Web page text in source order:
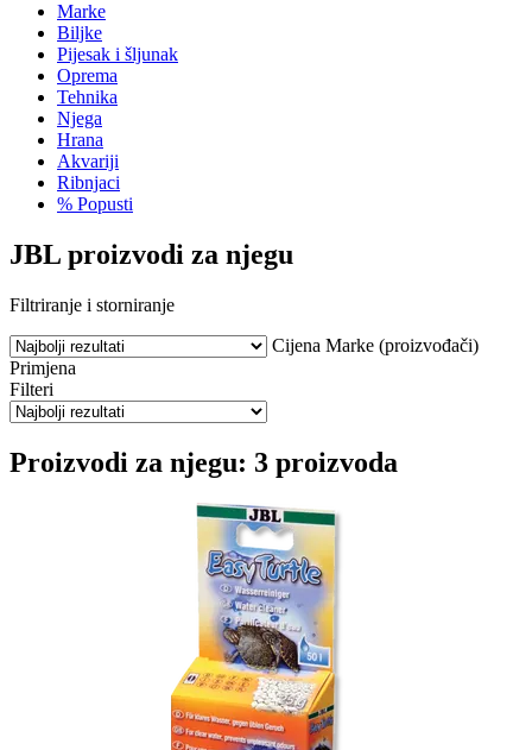
Marke
Biljke
Pijesak i šljunak
Oprema
Tehnika
Njega
Hrana
Akvariji
Ribnjaci
% Popusti
JBL proizvodi za njegu
Filtriranje i storniranje
Cijena Marke (proizvođači)
Primjena
Filteri
Proizvodi za njegu: 3 proizvoda